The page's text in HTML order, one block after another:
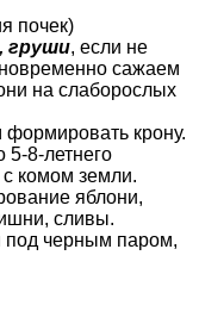
почек)
груши, если не
сажаем
на слаборослых
крону.
5-8-летнего
комом земли.
яблони,
сливы.
под черным паром,